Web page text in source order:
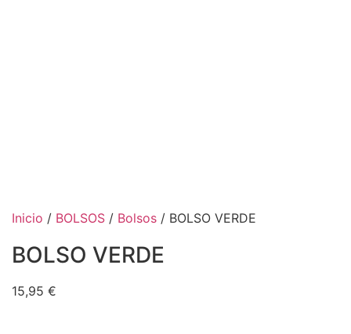
Inicio / BOLSOS / Bolsos / BOLSO VERDE
BOLSO VERDE
15,95 €